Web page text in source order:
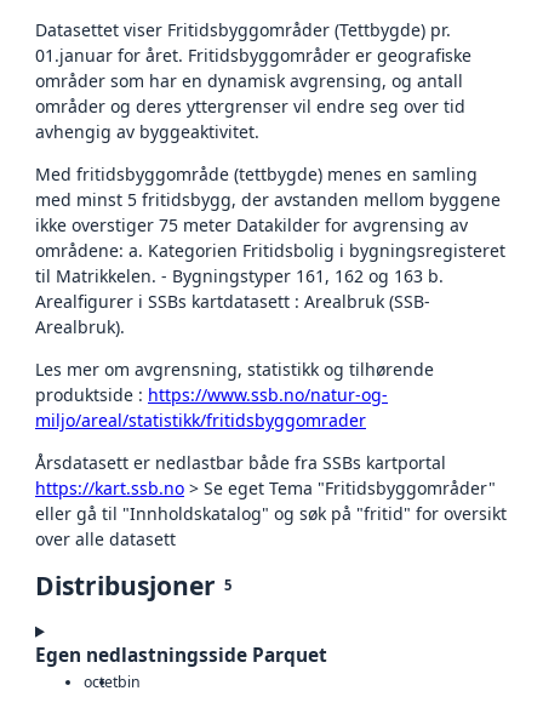
Datasettet viser Fritidsbyggområder (Tettbygde) pr.
01.januar for året. Fritidsbyggområder er geografiske
områder som har en dynamisk avgrensing, og antall
områder og deres yttergrenser vil endre seg over tid
avhengig av byggeaktivitet.
Med fritidsbyggområde (tettbygde) menes en samling
med minst 5 fritidsbygg, der avstanden mellom byggene
ikke overstiger 75 meter Datakilder for avgrensing av
områdene: a. Kategorien Fritidsbolig i bygningsregisteret
til Matrikkelen. - Bygningstyper 161, 162 og 163 b.
Arealfigurer i SSBs kartdatasett : Arealbruk (SSB-
Arealbruk).
Les mer om avgrensning, statistikk og tilhørende
produktside : https://www.ssb.no/natur-og-
miljo/areal/statistikk/fritidsbyggomrader
Årsdatasett er nedlastbar både fra SSBs kartportal
https://kart.ssb.no > Se eget Tema "Fritidsbyggområder"
eller gå til "Innholdskatalog" og søk på "fritid" for oversikt
over alle datasett
Distribusjoner 5
Egen nedlastningsside Parquet
octetbin